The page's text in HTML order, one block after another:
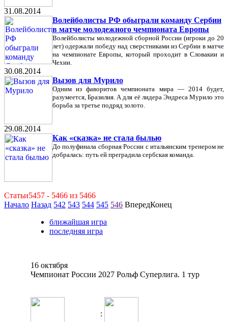
31.08.2014
Волейболисты РФ обыграли команду Сербии
в матче молодежного чемпионата Европы
Волейболисты молодежной сборной России (игроки до 20
лет) одержали победу над сверстниками из Сербии в матче
на чемпионате Европы, который проходит в Словакии и
Чехии.
30.08.2014
Вызов для Мурило
Одним из фаворитов чемпионата мира — 2014 будет,
разумеется, Бразилия. А для её лидера Эндреса Мурило это
борьба за третье подряд золото.
29.08.2014
Как «сказка» не стала былью
До полуфинала сборная России с итальянским тренером не
добралась: путь ей преградила сербская команда.
Статьи5457 - 5466 из 5466
Начало Назад 542 543 544 545 546 ВпередКонец
ближайшая игра
последняя игра
16 октября
Чемпионат России 2027 Рольф Суперлига. 1 тур
: